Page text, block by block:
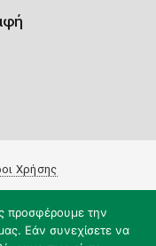
Χρήσης
προσφέρουμε την
Εάν συνεχίσετε να